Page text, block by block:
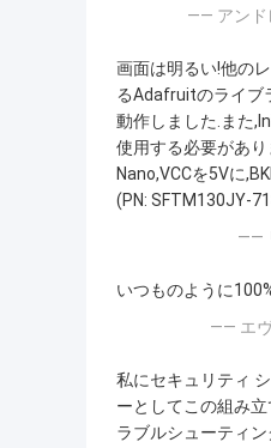
—— アンド
画面は明るい!他の
るAdafruitのライブ
動作しました.また
使用する必要があ
Nano,VCCを5Vに
(PN: SFTM130JY-
——
いつものように
—— エ
私にセキュリティ
ーとしてこの組み
ラブルシューティ